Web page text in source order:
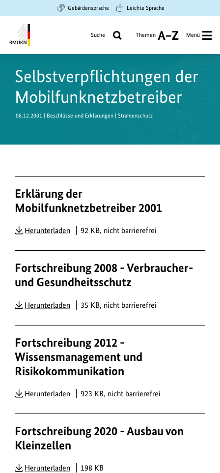
Hauptinhalt
springen
Suche
springen
Hauptnavigation
springen
Gebärdensprache Leichte Sprache
Umwelt,
Naturschutz
Suche Themen
A
Z
Menü
Selbstverpflichtungen der
Mobilfunknetzbetreiber
06.12.2001 | Beschlüsse und Erklärungen | Strahlenschutz
Erklärung der
Mobilfunknetzbetreiber 2001
HerunterladenPDF92 KB, nicht barrierefrei
Fortschreibung 2008 - Verbraucher-
und Gesundheitsschutz
HerunterladenPDF35 KB, nicht barrierefrei
Fortschreibung 2012 -
Wissensmanagement und
Risikokommunikation
HerunterladenPDF923 KB, nicht barrierefrei
Fortschreibung 2020 - Ausbau von
Kleinzellen
HerunterladenPDF198 KB